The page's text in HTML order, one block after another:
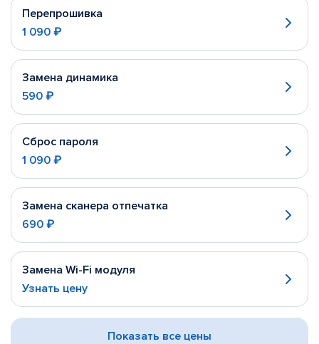
Перепрошивка
1 090 ₽
Замена динамика
590 ₽
Сброс пароля
1 090 ₽
Замена сканера отпечатка
690 ₽
Замена Wi-Fi модуля
Узнать цену
Показать все цены